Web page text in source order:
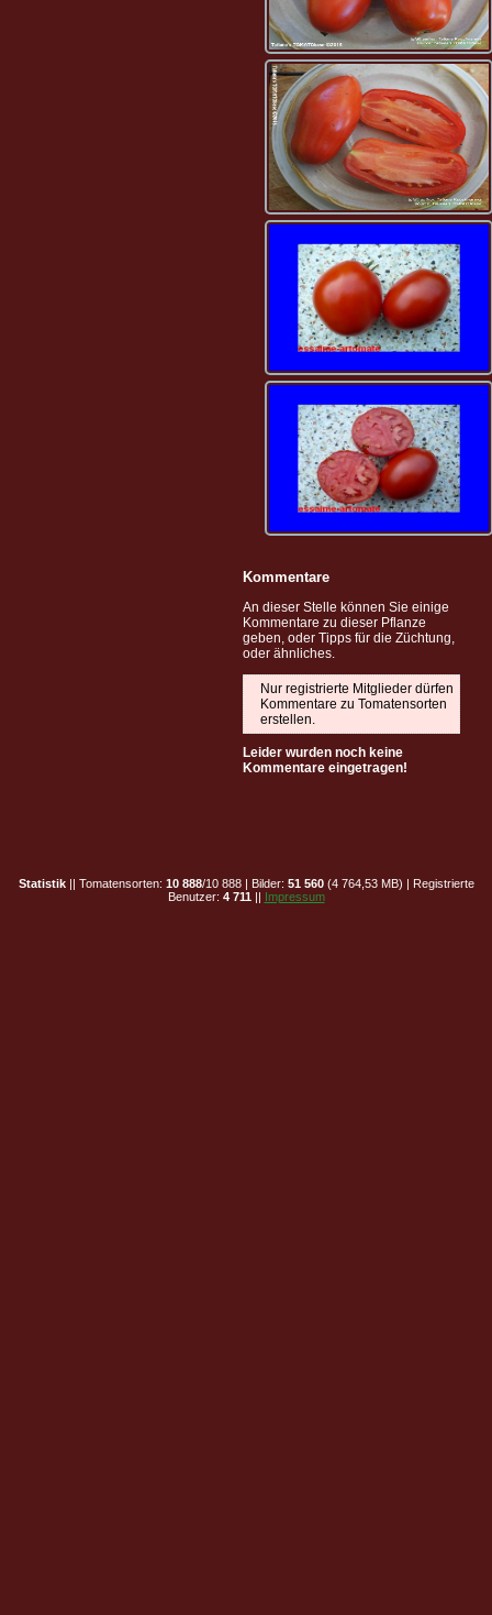
Kommentare
An dieser Stelle können Sie einige
Kommentare zu dieser Pflanze
geben, oder Tipps für die Züchtung,
oder ähnliches.
Nur registrierte Mitglieder dürfen
Kommentare zu Tomatensorten
erstellen.
Leider wurden noch keine
Kommentare eingetragen!
Statistik|| Tomatensorten: 10 888/10 888 | Bilder: 51 560(4 764,53 MB) | Registrierte
Benutzer: 4 711 || Impressum